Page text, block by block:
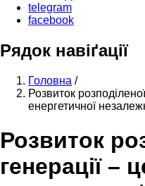
telegram
facebook
Рядок навіґації
Головна /
Розвиток
енергетичної
Розвиток
генерації –